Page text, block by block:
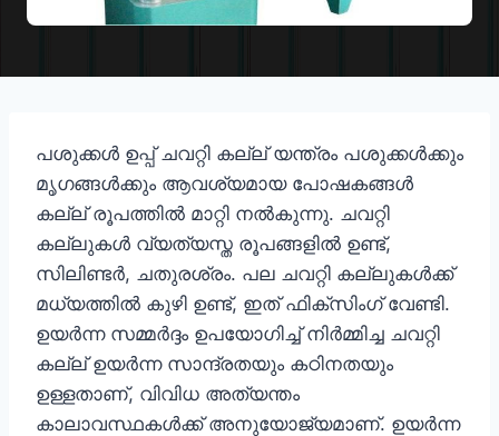
പശുക്കൾ ഉപ്പ് ചവറ്റി കല്ല് യന്ത്രം പശുക്കൾക്കും
മൃഗങ്ങൾക്കും ആവശ്യമായ പോഷകങ്ങൾ
കല്ല് രൂപത്തിൽ മാറ്റി നൽകുന്നു. ചവറ്റി
കല്ലുകൾ വ്യത്യസ്ത രൂപങ്ങളിൽ ഉണ്ട്,
സിലിണ്ടർ, ചതുരശ്രം. പല ചവറ്റി കല്ലുകൾക്ക്
മധ്യത്തിൽ കുഴി ഉണ്ട്, ഇത് ഫിക്സിംഗ് വേണ്ടി.
ഉയർന്ന സമ്മർദ്ദം ഉപയോഗിച്ച് നിർമ്മിച്ച ചവറ്റി
കല്ല് ഉയർന്ന സാന്ദ്രതയും കഠിനതയും
ഉള്ളതാണ്, വിവിധ അത്യന്തം
കാലാവസ്ഥകൾക്ക് അനുയോജ്യമാണ്. ഉയർന്ന